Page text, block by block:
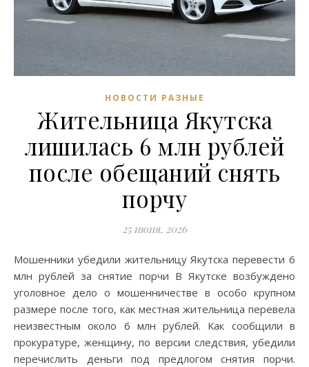
НОВОСТИ РАЗНЫЕ
Жительница Якутска
лишилась 6 млн рублей
после обещаний снять
порчу
25 июня, 2026
Мошенники убедили жительницу Якутска перевести 6
млн рублей за снятие порчи В Якутске возбуждено
уголовное дело о мошенничестве в особо крупном
размере после того, как местная жительница перевела
неизвестным около 6 млн рублей. Как сообщили в
прокуратуре, женщину, по версии следствия, убедили
перечислить деньги под предлогом снятия порчи.